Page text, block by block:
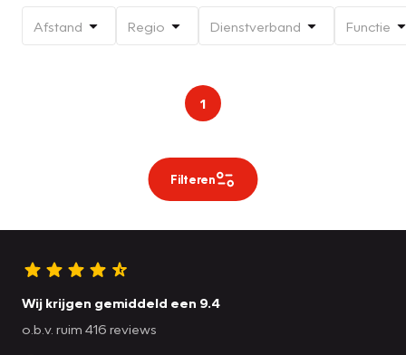
Afstand Regio Dienstverband Functie
1
Filteren
Wij krijgen gemiddeld een 9.4
o.b.v. ruim 416 reviews